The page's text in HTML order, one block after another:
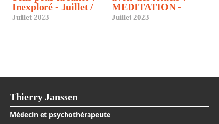
Inexploré - Juillet /
Septembre
Juillet 2023
MEDITATION -
Juillet - septembre
Juillet 2023
Thierry Janssen
Médecin et psychothérapeute